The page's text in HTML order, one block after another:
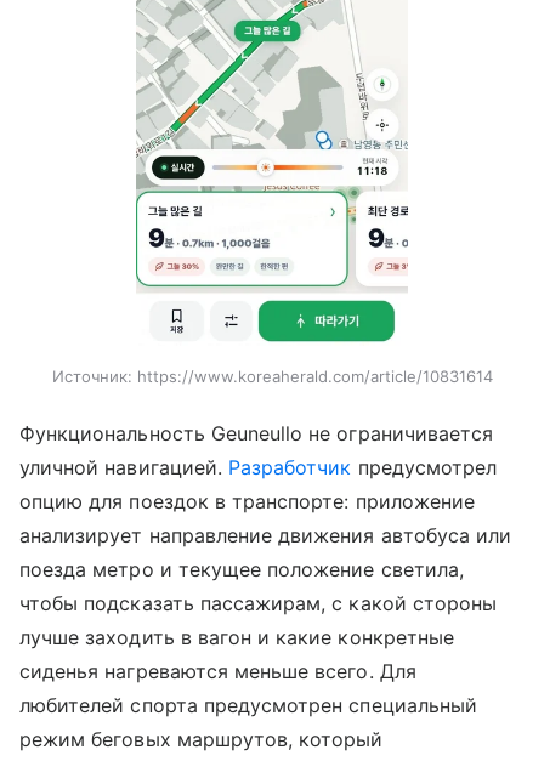
Источник: https://www.koreaherald.com/article/10831614
Функциональность Geuneullo не ограничивается
уличной навигацией. Разработчик предусмотрел
опцию для поездок в транспорте: приложение
анализирует направление движения автобуса или
поезда метро и текущее положение светила,
чтобы подсказать пассажирам, с какой стороны
лучше заходить в вагон и какие конкретные
сиденья нагреваются меньше всего. Для
любителей спорта предусмотрен специальный
режим беговых маршрутов, который